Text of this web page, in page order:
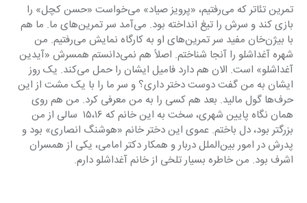
تمرین تئاتر که می‌رفتیم، «پرویز صیاد» می‌خواست «حسن کچل» را
بازی کند و سرش را تیغ انداخته بود. می‌آمد سر تمرین‌های ما. ما هم
با بیژن‌خان مفید سر تمرین‌های او به کارگاه نمایش می‌رفتیم. من
شهره آغداشلو را آنجا شناختم. اصلاً هم نمی‌دانستم همسرش «آیدین
آغداشلو» است. الان هم دارد فامیل ایشان را حمل می‌کند. یک روز
ایشان به من گفت دوست دختر داری؟ و سر ما را با یک مشت از این
حرف‌ها گول مالید. بعد هم کسی را به من معرفی کرد. من هم روی
همان نگاه پایین شهری‌، سخت به این خانم که ۱۵،۱۶  سالی از من
بزرگتر بود، دل باختم. عموی این دختر خانم «هوشنگ انصاری» بود و
پدرش در امور بین‌الملل دربار و همکار دکتر امامی، یکی از همسران
اشرف بود. من خاطره بسیار تلخی از خانم آغداشلو دارم.